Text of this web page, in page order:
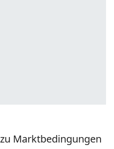
Marktbedingungen